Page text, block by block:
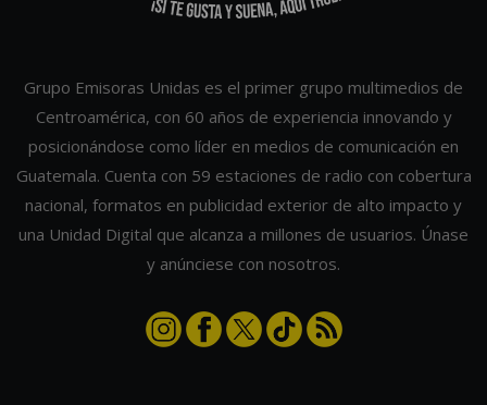
Grupo Emisoras Unidas es el primer grupo multimedios de
Centroamérica, con 60 años de experiencia innovando y
posicionándose como líder en medios de comunicación en
Guatemala. Cuenta con 59 estaciones de radio con cobertura
nacional, formatos en publicidad exterior de alto impacto y
una Unidad Digital que alcanza a millones de usuarios. Únase
y anúnciese con nosotros.